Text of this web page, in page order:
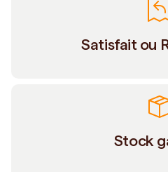
Satisfait ou
Stock